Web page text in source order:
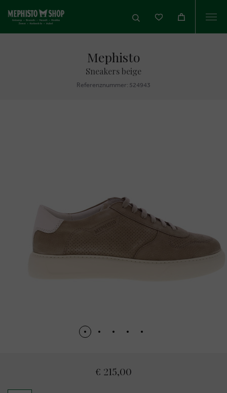
Mephisto
Sneakers beige
Referenznummer: 524943
€ 215,00